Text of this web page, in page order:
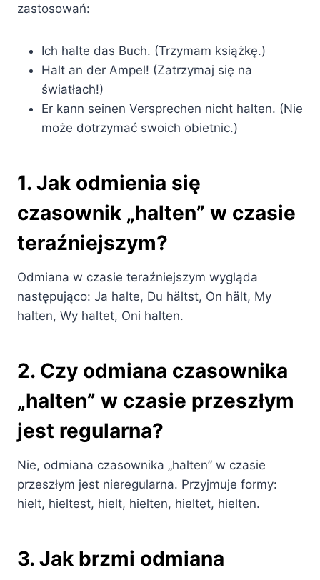
zastosowań:
Ich halte das Buch. (Trzymam książkę.)
Halt an der Ampel! (Zatrzymaj się na
światłach!)
Er kann seinen Versprechen nicht halten. (Nie
może dotrzymać swoich obietnic.)
1. Jak odmienia się
czasownik „halten” w czasie
teraźniejszym?
Odmiana w czasie teraźniejszym wygląda
następująco: Ja halte, Du hältst, On hält, My
halten, Wy haltet, Oni halten.
2. Czy odmiana czasownika
„halten” w czasie przeszłym
jest regularna?
Nie, odmiana czasownika „halten” w czasie
przeszłym jest nieregularna. Przyjmuje formy:
hielt, hieltest, hielt, hielten, hieltet, hielten.
3. Jak brzmi odmiana